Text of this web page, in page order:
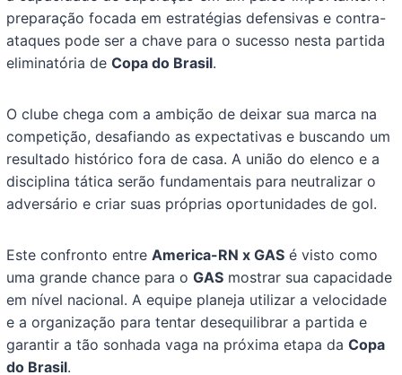
preparação focada em estratégias defensivas e contra-
ataques pode ser a chave para o sucesso nesta partida
eliminatória deCopa do Brasil.
O clube chega com a ambição de deixar sua marca na
competição, desafiando as expectativas e buscando um
resultado histórico fora de casa. A união do elenco e a
disciplina tática serão fundamentais para neutralizar o
adversário e criar suas próprias oportunidades de gol.
Este confronto entreAmerica-RN x GAS é visto como
uma grande chance para oGAS mostrar sua capacidade
em nível nacional. A equipe planeja utilizar a velocidade
e a organização para tentar desequilibrar a partida e
garantir a tão sonhada vaga na próxima etapa daCopa
do Brasil.